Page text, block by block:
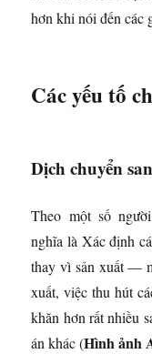
hơn khi nói đến các
Các yếu tố
Dịch chuyển
Theo một số
nghĩa là Xác định
thay vì sản xuất —
xuất, việc thu hút
khăn hơn rất nhiều
án khác (Hình ảnh